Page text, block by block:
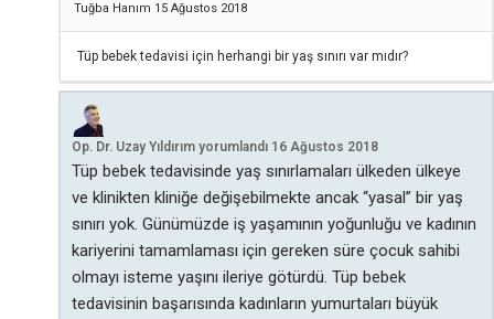
Tuğba Hanım 15 Ağustos 2018
Tüp bebek tedavisi için herhangi bir yaş sınırı var mıdır?
Op. Dr. Uzay Yıldırım yorumlandı 16 Ağustos 2018
Tüp bebek tedavisinde yaş sınırlamaları ülkeden ülkeye
ve klinikten kliniğe değişebilmekte ancak “yasal” bir yaş
sınırı yok. Günümüzde iş yaşamının yoğunluğu ve kadının
kariyerini tamamlaması için gereken süre çocuk sahibi
olmayı isteme yaşını ileriye götürdü. Tüp bebek
tedavisinin başarısında kadınların yumurtaları büyük